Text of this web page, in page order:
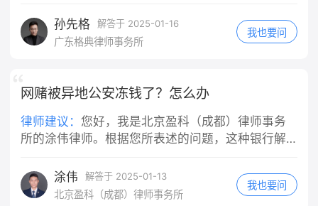
驶、严重违反交通规则导致事故等，那
么公司在赔偿伤者之后，可以向你追索
交规但未达到重大过失程度），公司就
于轻微违反交规的情况，是否构成"重大
过失"，需要结合具体案情综合判断，并
终认定权在司法机关，实践中会根据事
故责任认定、违规程度等因素综合判
五日以上十日以下拘留，可以并处五百元以下罚
款。 ‌刑事责任‌：持刀威胁他人可能构成多种犯罪，
为符合抢劫罪的构成要件。 ‌敲诈勒索罪‌：当拿刀威
者作出一定行为从而获取利益，可能构成敲诈勒索
罪。 ‌寻衅滋事罪‌：如果拿刀威胁他人的行为是无端
衅滋事罪。 ‌敲诈勒索罪‌：根据《刑法》第二百七十
四条的规定，敲诈勒索公私财物，数额较大或者多
孙先格 解答于 2025-01-16
广东格典律师事务所
我也要问
网赌被异地公安冻钱了？怎么办
律师建议： 您好，我是北京盈科（成都）律师事务
所的涂伟律师。根据您所表述的问题，这种银行解
通查问案件进展。
涂伟 解答于 2025-01-13
北京盈科（成都）律师事务所
我也要问